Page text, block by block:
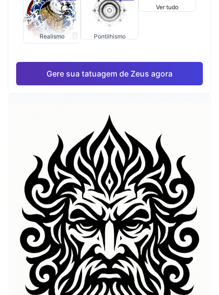
Realismo Pontilhismo
Ver tudo
Gere sua tatuagem de Zeus agora